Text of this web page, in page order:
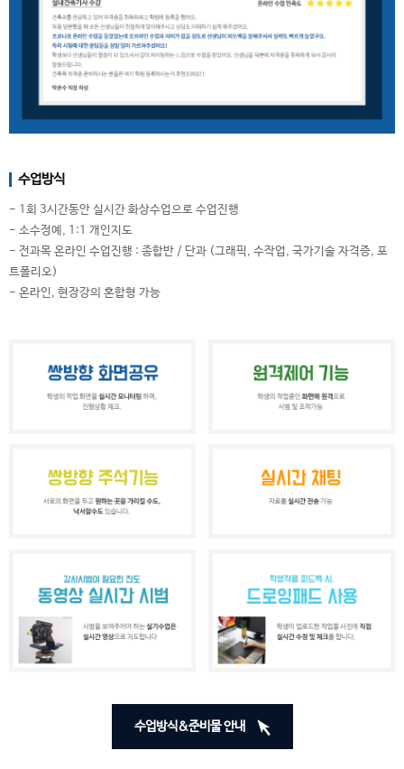
수업방식
- 1회 3시간동안 실시간 화상수업으로 수업진행
- 소수정예, 1:1 개인지도
- 전과목 온라인 수업진행 : 종합반 / 단과 (그래픽, 수작업, 국가기술 자격증, 포
트폴리오)
- 온라인, 현장강의 혼합형 가능
수업방식&준비물 안내